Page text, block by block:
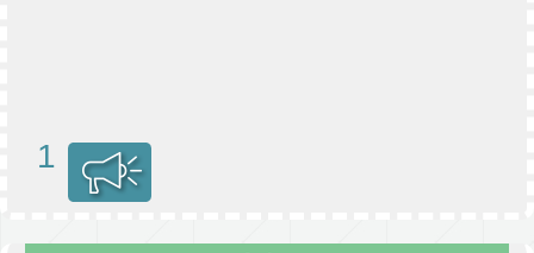
1
Duyuru ve haberlerimizden bu...